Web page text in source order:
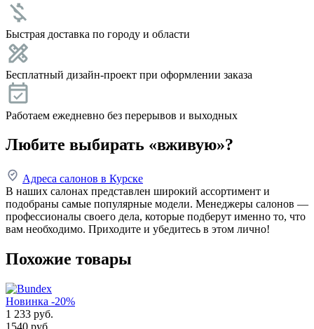
Быстрая доставка по городу и области
Бесплатный дизайн-проект при оформлении заказа
Работаем ежедневно без перерывов и выходных
Любите выбирать «вживую»?
Адреса салонов в Курске
В наших салонах представлен широкий ассортимент и
подобраны самые популярные модели. Менеджеры салонов —
профессионалы своего дела, которые подберут именно то, что
вам необходимо. Приходите и убедитесь в этом лично!
Похожие товары
Новинка -20%
1 233 руб.